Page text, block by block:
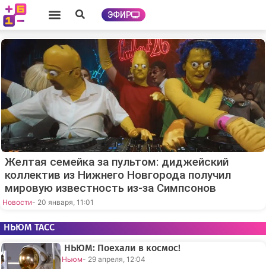
ЭФИР
Желтая семейка за пультом: диджейский
коллектив из Нижнего Новгорода получил
мировую известность из-за Симпсонов
Новости- 20 января, 11:01
НЬЮМ ТАСС
НЬЮМ: Поехали в космос!
Ньюм- 29 апреля, 12:04